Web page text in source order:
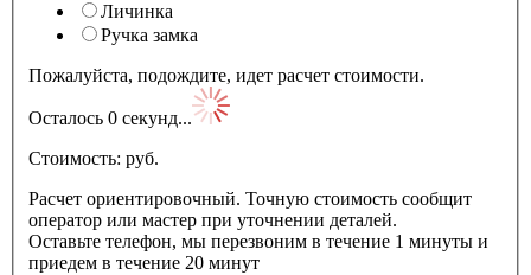
Личинка
Ручка замка
Пожалуйста, подождите, идет расчет стоимости.
Осталось 0 секунд...
Стоимость: pуб.
Расчет ориентировочный. Точную стоимость сообщит
оператор или мастер при уточнении деталей.
Оставьте телефон, мы перезвоним в течение 1 минуты и
приедем в течение 20 минут